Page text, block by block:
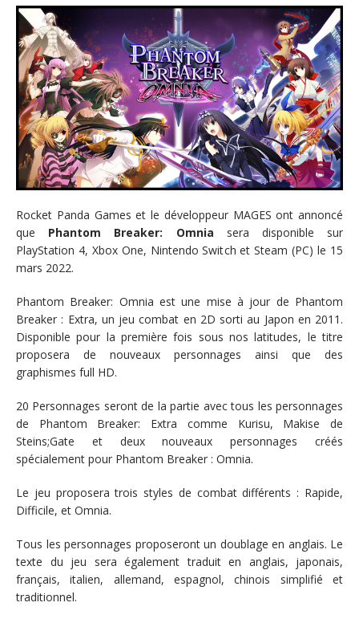
Rocket Panda Games et le développeur MAGES ont annoncé
que Phantom Breaker: Omnia sera disponible sur
PlayStation 4, Xbox One, Nintendo Switch et Steam (PC) le 15
mars 2022.
Phantom Breaker: Omnia est une mise à jour de Phantom
Breaker : Extra, un jeu combat en 2D sorti au Japon en 2011.
Disponible pour la première fois sous nos latitudes, le titre
proposera de nouveaux personnages ainsi que des
graphismes full HD.
20 Personnages seront de la partie avec tous les personnages
de Phantom Breaker: Extra comme Kurisu, Makise de
Steins;Gate et deux nouveaux personnages créés
spécialement pour Phantom Breaker : Omnia.
Le jeu proposera trois styles de combat différents : Rapide,
Difficile, et Omnia.
Tous les personnages proposeront un doublage en anglais. Le
texte du jeu sera également traduit en anglais, japonais,
français, italien, allemand, espagnol, chinois simplifié et
traditionnel.